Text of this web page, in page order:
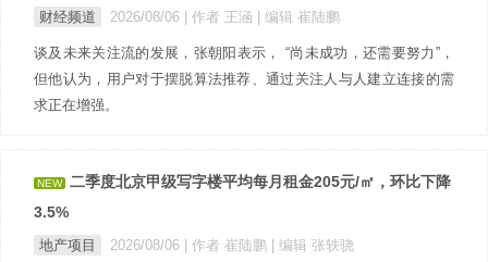
财经频道 2026/08/06 | 作者 王涵 | 编辑 崔陆鹏
谈及未来关注流的发展，张朝阳表示， “尚未成功，还需要努力”，
但他认为，用户对于摆脱算法推荐、通过关注人与人建立连接的需
求正在增强。
NEW
二季度北京甲级写字楼平均每月租金205元/㎡，环比下降
3.5%
地产项目 2026/08/06 | 作者 崔陆鹏 | 编辑 张轶骁